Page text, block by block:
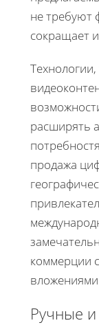
не требуют
сокращает
расширять
продажа
коммерции
Ручные